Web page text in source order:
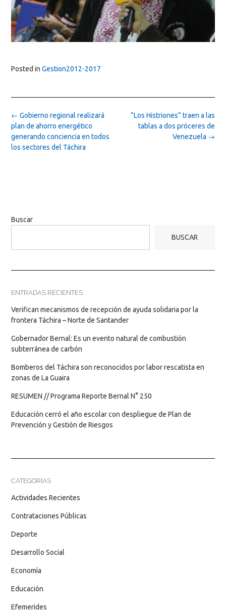
Posted in Gestion2012-2017
Post
navigation
“Los Histriones” traen a las
tablas a dos próceres de
Venezuela →
← Gobierno regional realizará
plan de ahorro energético
generando conciencia en todos
los sectores del Táchira
Buscar
BUSCAR
ENTRADAS RECIENTES
Verifican mecanismos de recepción de ayuda solidaria por la
frontera Táchira – Norte de Santander
Gobernador Bernal: Es un evento natural de combustión
subterránea de carbón
Bomberos del Táchira son reconocidos por labor rescatista en
zonas de La Guaira
RESUMEN // Programa Reporte Bernal N° 250
Educación cerró el año escolar con despliegue de Plan de
Prevención y Gestión de Riesgos
CATEGORÍAS
Actividades Recientes
Contrataciones Públicas
Deporte
Desarrollo Social
Economía
Educación
Efemerides